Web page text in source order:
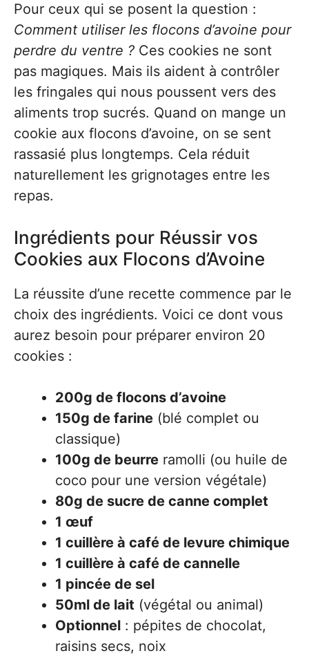
Pour ceux qui se posent la question :
Comment utiliser les flocons d’avoine pour
perdre du ventre ? Ces cookies ne sont
pas magiques. Mais ils aident à contrôler
les fringales qui nous poussent vers des
aliments trop sucrés. Quand on mange un
cookie aux flocons d’avoine, on se sent
rassasié plus longtemps. Cela réduit
naturellement les grignotages entre les
repas.
Ingrédients pour Réussir vos
Cookies aux Flocons d’Avoine
La réussite d’une recette commence par le
choix des ingrédients. Voici ce dont vous
aurez besoin pour préparer environ 20
cookies :
200g de flocons d’avoine
150g de farine (blé complet ou
classique)
100g de beurre ramolli (ou huile de
coco pour une version végétale)
80g de sucre de canne complet
1 œuf
1 cuillère à café de levure chimique
1 cuillère à café de cannelle
1 pincée de sel
50ml de lait (végétal ou animal)
Optionnel : pépites de chocolat,
raisins secs, noix